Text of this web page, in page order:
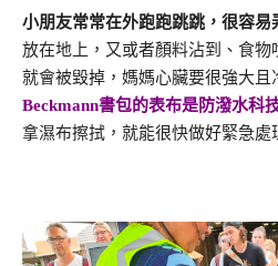
小朋友常常在外跑跑跳跳，很容易
放在地上，又或者顏料沾到、食
就會被毀掉，媽媽心臟要很強大
Beckmann書包的表布是防潑水科
拿濕布擦拭，就能很快做好緊急處